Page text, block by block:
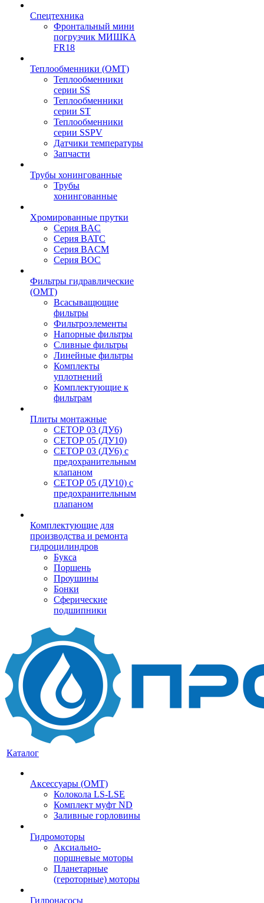
Спецтехника
Фронтальный мини
погрузчик МИШКА
FR18
Теплообменники (OMT)
Теплообменники
серии SS
Теплообменники
серии ST
Теплообменники
серии SSPV
Датчики температуры
Запчасти
Трубы хонингованные
Трубы
хонингованные
Хромированные прутки
Серия BAC
Серия BATC
Серия BACM
Серия BOC
Фильтры гидравлические
(OMT)
Всасыващющие
фильтры
Фильтроэлементы
Напорные фильтры
Сливные фильтры
Линейные фильтры
Комплекты
уплотнений
Комплектующие к
фильтрам
Плиты монтажные
CЕТОР 03 (ДУ6)
CЕТОР 05 (ДУ10)
CЕТОР 03 (ДУ6) с
предохранительным
клапаном
CЕТОР 05 (ДУ10) с
предохранительным
плапаном
Комплектующие для
производства и ремонта
гидроцилиндров
Букса
Поршень
Проушины
Бонки
Сферические
подшипники
Каталог
Аксессуары (OMT)
Колокола LS-LSE
Комплект муфт ND
Заливные горловины
Гидромоторы
Аксиально-
поршневые моторы
Планетарные
(героторные) моторы
Гидронасосы